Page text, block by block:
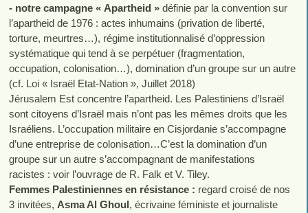
- notre campagne « Apartheid »définie par la convention sur
l’apartheid de 1976 : actes inhumains (privation de liberté,
torture, meurtres…), régime institutionnalisé d’oppression
systématique qui tend à se perpétuer (fragmentation,
occupation, colonisation…), domination d’un groupe sur un autre
(cf. Loi « Israël Etat-Nation », Juillet 2018)
Jérusalem Est concentre l’apartheid. Les Palestiniens d’Israël
sont citoyens d’Israël mais n’ont pas les mêmes droits que les
Israéliens. L’occupation militaire en Cisjordanie s’accompagne
d’une entreprise de colonisation…C’est la domination d’un
groupe sur un autre s’accompagnant de manifestations
racistes : voir l’ouvrage de R. Falk et V. Tiley.
Femmes Palestiniennes en résistance : regard croisé de nos
3 invitées, Asma Al Ghoul, écrivaine féministe et journaliste